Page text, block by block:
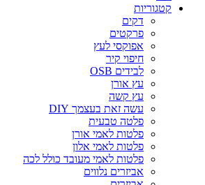
קטגוריות
דקים
פרקטים
אפוקסי לעץ
חיפוי קיר
לבידים OSB
עץ אורן
עץ קשה
עשה זאת בעצמך DIY
פלטה טבעית
פלטות לאמי אורן
פלטות לאמי אלון
פלטות לאמי מעובד כולל לכה
אביזרים נלווים